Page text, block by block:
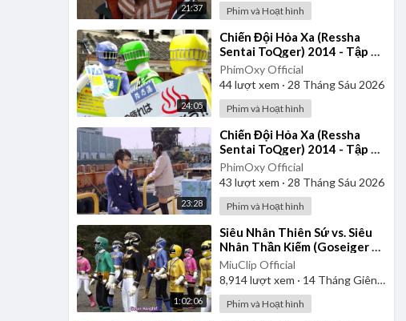
21:37 Phim và Hoạt hình
24:05
⁣Chiến Đội Hỏa Xa (Ressha
Sentai ToQger) 2014 - Tập 26
| Thuyết Minh
PhimOxy Official
44lượt xem · 28 Tháng Sáu 2026
Phim và Hoạt hình
23:28
⁣Chiến Đội Hỏa Xa (Ressha
Sentai ToQger) 2014 - Tập 39
| Thuyết Minh
PhimOxy Official
43 lượt xem · 28 Tháng Sáu 2026
Phim và Hoạt hình
1:02:06
⁣Siêu Nhân Thiên Sứ vs. Siêu
Nhân Thần Kiếm (Goseiger vs.
Shinkenger) | Vietsub
MiuClip Official
8,914lượt xem · 14 Tháng Giêng 2025
Phim và Hoạt hình